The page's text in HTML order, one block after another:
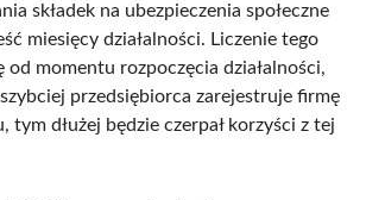
składek na ubezpieczenia społeczne
miesięcy działalności. Liczenie tego
od momentu rozpoczęcia działalności,
przedsiębiorca zarejestruje firmę
tym dłużej będzie czerpał korzyści z tej